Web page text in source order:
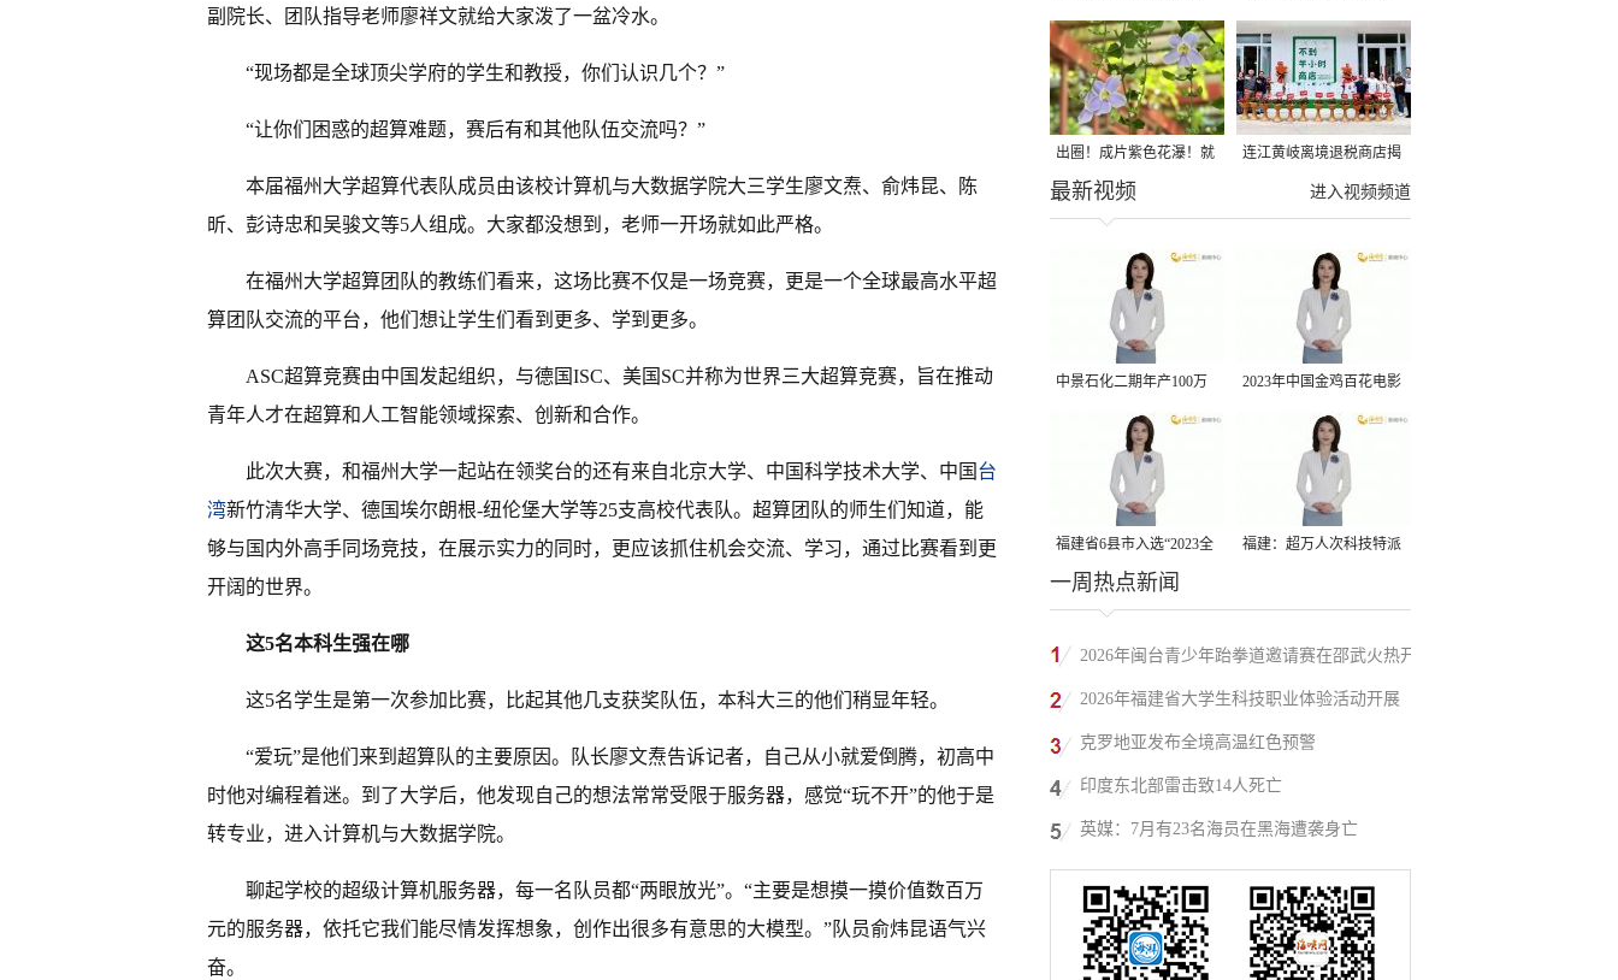
副院长、团队指导老师廖祥文就给大家泼了一盆冷水。
“现场都是全球顶尖学府的学生和教授，你们认识几个？”
“让你们困惑的超算难题，赛后有和其他队伍交流吗？”
本届福州大学超算代表队成员由该校计算机与大数据学院大三学生廖文焘、俞炜昆、陈
昕、彭诗忠和吴骏文等5人组成。大家都没想到，老师一开场就如此严格。
在福州大学超算团队的教练们看来，这场比赛不仅是一场竞赛，更是一个全球最高水平超
算团队交流的平台，他们想让学生们看到更多、学到更多。
ASC超算竞赛由中国发起组织，与德国ISC、美国SC并称为世界三大超算竞赛，旨在推动
青年人才在超算和人工智能领域探索、创新和合作。
此次大赛，和福州大学一起站在领奖台的还有来自北京大学、中国科学技术大学、中国 台
湾新竹清华大学、德国埃尔朗根-纽伦堡大学等25支高校代表队。超算团队的师生们知道，能
够与国内外高手同场竞技，在展示实力的同时，更应该抓住机会交流、学习，通过比赛看到更
开阔的世界。
这5名本科生强在哪
这5名学生是第一次参加比赛，比起其他几支获奖队伍，本科大三的他们稍显年轻。
“爱玩”是他们来到超算队的主要原因。队长廖文焘告诉记者，自己从小就爱倒腾，初高中
时他对编程着迷。到了大学后，他发现自己的想法常常受限于服务器，感觉“玩不开”的他于是
转专业，进入计算机与大数据学院。
聊起学校的超级计算机服务器，每一名队员都“两眼放光”。“主要是想摸一摸价值数百万
元的服务器，依托它我们能尽情发挥想象，创作出很多有意思的大模型。”队员俞炜昆语气兴
奋。
湖健身步道全线贯通
出圈！成片紫色花瀑！就
在光明港公园
连江黄岐离境退税商店揭
进入视频频道
最新视频
中景石化二期年产100万
吨丙烷脱氢项目建成中交
2023年中国金鸡百花电影
节有福电影巡展31日启动
福建省6县市入选“2023全
国县域发展潜力百强县”
福建：超万人次科技特派
一周热点新闻
2026年闽台青少年跆拳道邀请赛在邵武火热开
赛
2026年福建省大学生科技职业体验活动开展
克罗地亚发布全境高温红色预警
印度东北部雷击致14人死亡
英媒：7月有23名海员在黑海遭袭身亡